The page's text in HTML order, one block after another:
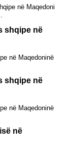
në Maqedoni
shqipe në
në Maqedoninë
shqipe në
në Maqedoninë
në